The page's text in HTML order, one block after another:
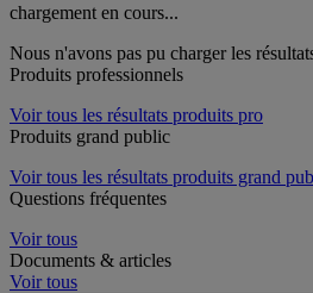
chargement en cours...
Nous n'avons pas pu charger les
Produits professionnels
Voir tous les résultats produits pro
Produits grand public
Voir tous les résultats produits grand
Questions fréquentes
Voir tous
Documents & articles
Voir tous